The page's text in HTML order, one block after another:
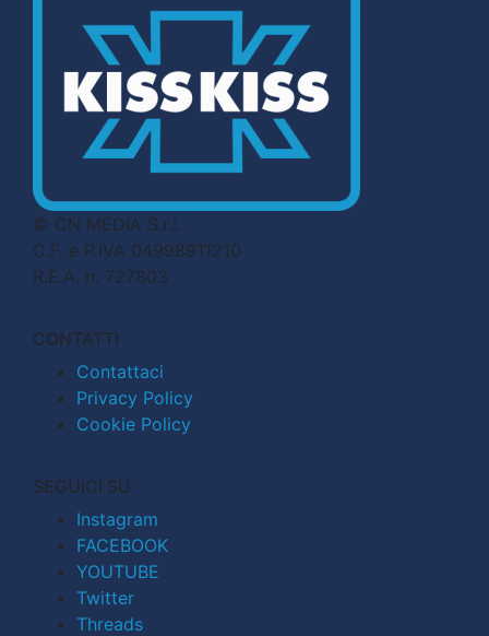
© CN MEDIA S.r.l.
C.F. e P.IVA 04998911210
R.E.A. n. 727803
CONTATTI
Contattaci
Privacy Policy
Cookie Policy
SEGUICI SU
Instagram
FACEBOOK
YOUTUBE
Twitter
Threads